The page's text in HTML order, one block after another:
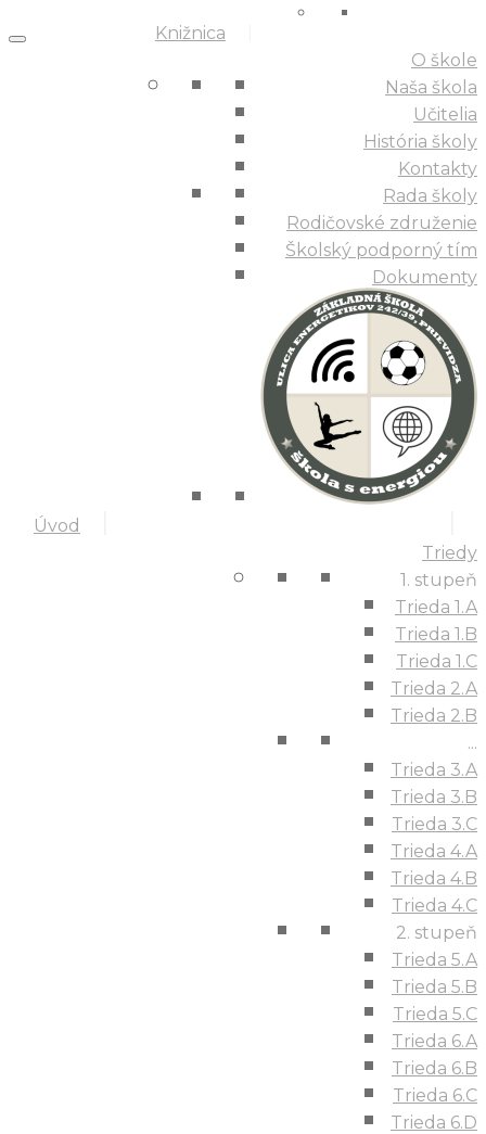
Knižnica
Úvod
O škole
Naša škola
Učitelia
História školy
Kontakty
Rada školy
Rodičovské združenie
Školský podporný tím
Dokumenty
Triedy
1. stupeň
Trieda 1.A
Trieda 1.B
Trieda 1.C
Trieda 2.A
Trieda 2.B
...
Trieda 3.A
Trieda 3.B
Trieda 3.C
Trieda 4.A
Trieda 4.B
Trieda 4.C
2. stupeň
Trieda 5.A
Trieda 5.B
Trieda 5.C
Trieda 6.A
Trieda 6.B
Trieda 6.C
Trieda 6.D